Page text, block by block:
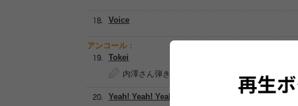
Voice
アンコール：
Tokei
内澤さん弾き語り
Yeah! Yeah! Yeah!